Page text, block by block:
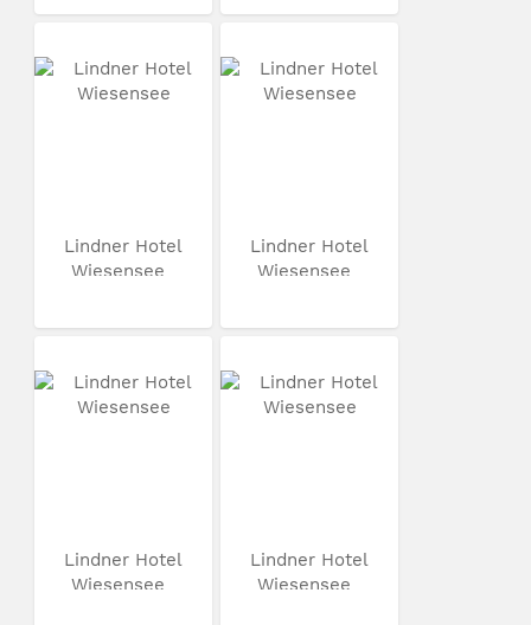
Lindner Hotel
Wiesensee
Lindner Hotel
Wiesensee
Lindner Hotel
Wiesensee
Lindner Hotel
Wiesensee